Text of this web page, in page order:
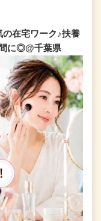
在宅ワーク♪扶養
に◎@千葉県